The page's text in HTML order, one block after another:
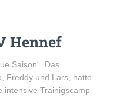
Hennef
Saison“. Das
Freddy und Lars, hatte
intensive Trainigscamp